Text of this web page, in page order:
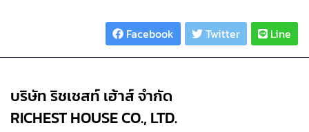
Facebook Twitter Line
บริษัท ริชเชสท์ เฮ้าส์ จำกัด
RICHEST HOUSE CO., LTD.